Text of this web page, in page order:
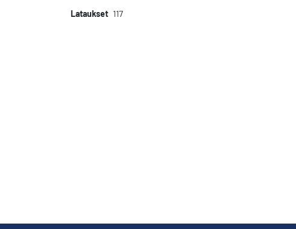
Lataukset 117